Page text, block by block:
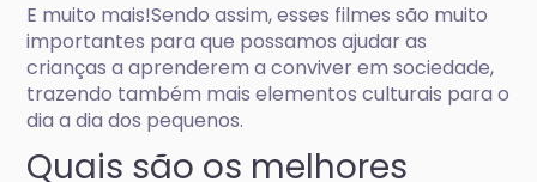
E muito mais!Sendo assim, esses filmes são muito
importantes para que possamos ajudar as
crianças a aprenderem a conviver em sociedade,
trazendo também mais elementos culturais para o
dia a dia dos pequenos.
Quais são os melhores